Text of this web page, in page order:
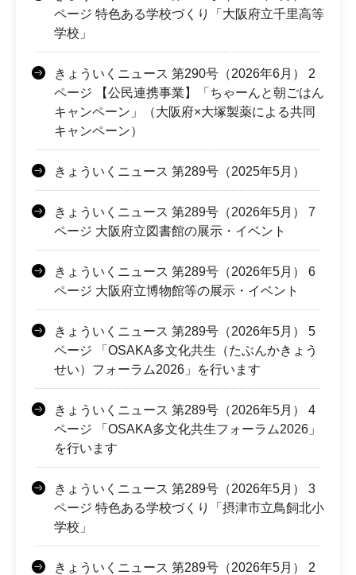
ページ 特色ある学校づくり「大阪府立千里高等
学校」
きょういくニュース 第290号（2026年6月） 2
ページ 【公民連携事業】「ちゃーんと朝ごはん
キャンペーン」（大阪府×大塚製薬による共同
キャンペーン）
きょういくニュース 第289号（2025年5月）
きょういくニュース 第289号（2026年5月） 7
ページ 大阪府立図書館の展示・イベント
きょういくニュース 第289号（2026年5月） 6
ページ 大阪府立博物館等の展示・イベント
きょういくニュース 第289号（2026年5月） 5
ページ 「OSAKA多文化共生（たぶんかきょう
せい）フォーラム2026」を行います
きょういくニュース 第289号（2026年5月） 4
ページ 「OSAKA多文化共生フォーラム2026」
を行います
きょういくニュース 第289号（2026年5月） 3
ページ 特色ある学校づくり「摂津市立鳥飼北小
学校」
きょういくニュース 第289号（2026年5月） 2